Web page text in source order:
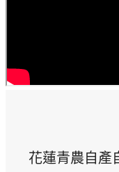
花蓮青農自產